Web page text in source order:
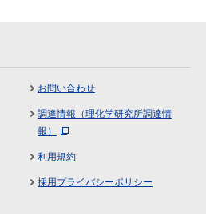
お問い合わせ
調達情報（理化学研究所調達情
報）
利用規約
採用プライバシーポリシー